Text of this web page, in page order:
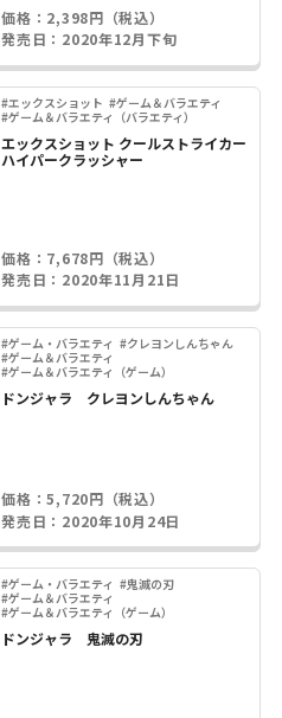
価格：2,398円（税込）
発売日：2020年12月下旬
#エックスショット #ゲーム＆バラエティ
#ゲーム＆バラエティ（バラエティ）
エックスショット クールストライカー
ハイパークラッシャー
価格：7,678円（税込）
発売日：2020年11月21日
#ゲーム・バラエティ #クレヨンしんちゃん
#ゲーム＆バラエティ
#ゲーム＆バラエティ（ゲーム）
ドンジャラ クレヨンしんちゃん
価格：5,720円（税込）
発売日：2020年10月24日
#ゲーム・バラエティ #鬼滅の刃
#ゲーム＆バラエティ
#ゲーム＆バラエティ（ゲーム）
ドンジャラ 鬼滅の刃